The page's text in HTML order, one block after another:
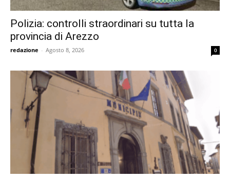
Polizia: controlli straordinari su tutta la
provincia di Arezzo
redazione - Agosto 8, 2026 0